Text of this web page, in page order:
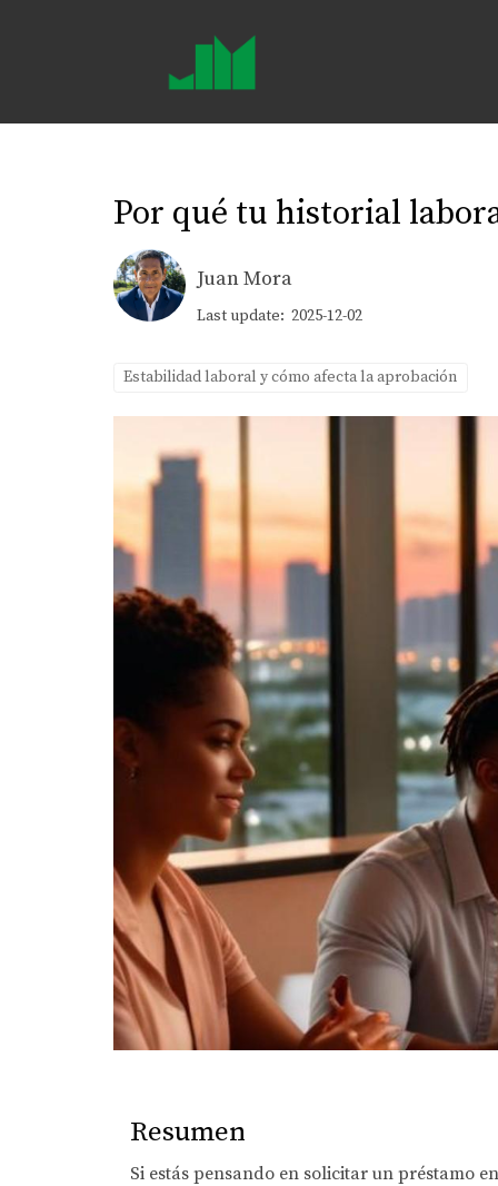
Por qué tu historial
Juan Mora
Last update: 2025-12-02
Estabilidad laboral y cómo afecta la aprobación
Resumen
Si estás pensando en solicitar un préstamo